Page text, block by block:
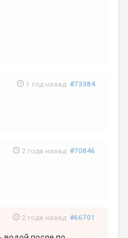
1 год назад #73384
2 года назад #70846
2 года назад #66701